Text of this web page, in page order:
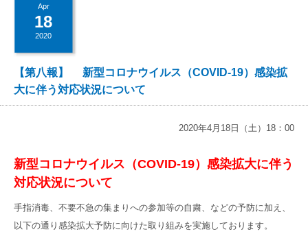
基本的マインド
通所サービス
高齢者介護施設
高齢者住宅施設
ニュース
広報誌
公式SNS
シャトルバス
友達追加
京都近衛リハ病院
Apr
18
2020
【第八報】 新型コロナウイルス（COVID-19）感染拡
大に伴う対応状況について
2020年4月18日（土）18：00
新型コロナウイルス（COVID-19）感染拡大に伴う
対応状況について
手指消毒、不要不急の集まりへの参加等の自粛、などの予防に加え、
以下の通り感染拡大予防に向けた取り組みを実施しております。